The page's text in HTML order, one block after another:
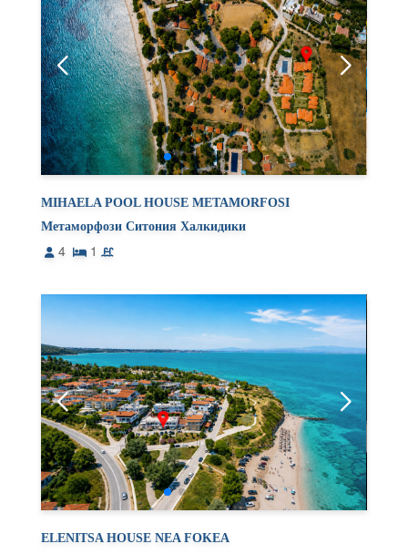
MIHAELA POOL HOUSE METAMORFOSI
Метаморфози Ситония Халкидики
4 1
ELENITSA HOUSE NEA FOKEA